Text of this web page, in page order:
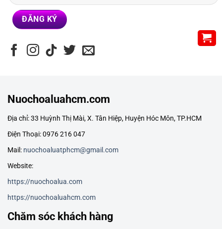
Nuochoaluahcm.com
Địa chỉ: 33 Huỳnh Thị Mài, X. Tân Hiệp, Huyện Hóc Môn, TP.HCM
Điện Thoại: 0976 216 047
Mail: nuochoaluatphcm@gmail.com
Website:
https://nuochoalua.com
https://nuochoaluahcm.com
Chăm sóc khách hàng